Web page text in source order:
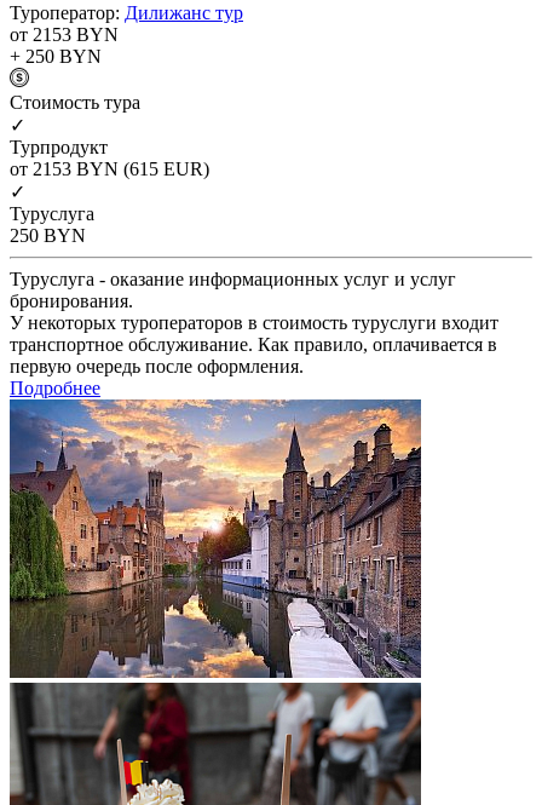
Туроператор: Дилижанс тур
от 2153 BYN
+ 250 BYN
Cтоимость тура
✓
Турпродукт
от 2153 BYN (615 EUR)
✓
Туруслуга
250 BYN
Туруслуга - оказание информационных услуг и услуг
бронирования.
У некоторых туроператоров в стоимость туруслуги входит
транспортное обслуживание. Как правило, оплачивается в
первую очередь после оформления.
Подробнее